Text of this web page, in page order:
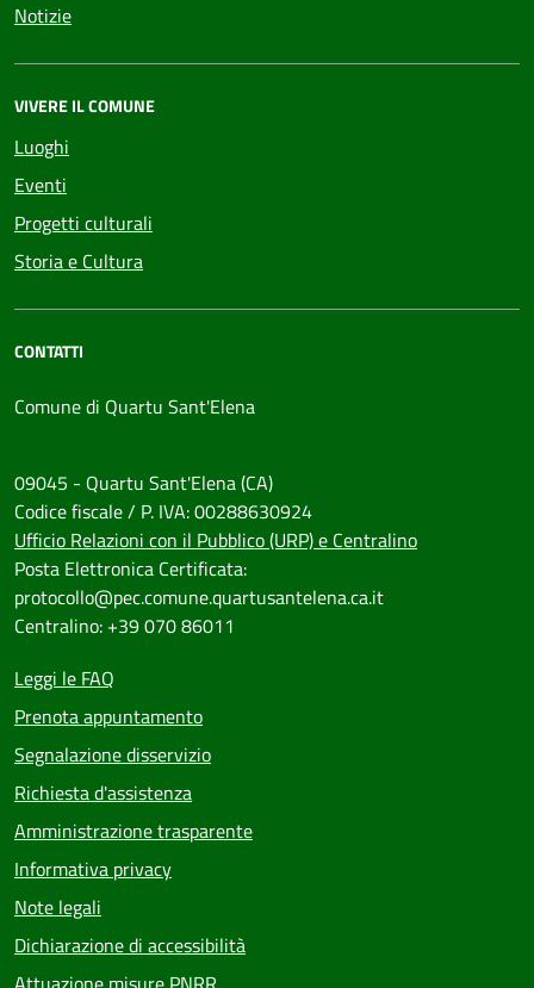
Notizie
VIVERE IL COMUNE
Luoghi
Eventi
Progetti culturali
Storia e Cultura
CONTATTI
Comune di Quartu Sant'Elena
09045 - Quartu Sant'Elena (CA)
Codice fiscale / P. IVA: 00288630924
Ufficio Relazioni con il Pubblico (URP) e Centralino
Posta Elettronica Certificata:
protocollo@pec.comune.quartusantelena.ca.it
Centralino: +39 070 86011
Leggi le FAQ
Prenota appuntamento
Segnalazione disservizio
Richiesta d'assistenza
Amministrazione trasparente
Informativa privacy
Note legali
Dichiarazione di accessibilità